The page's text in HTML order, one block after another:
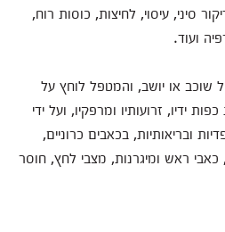
סיני, עיסוי, לחיצות, כוסות רוח,
ועוד.
או יושב, והמטפל לוחץ על
ידיו, זרועותיו ומרפקיו, ועל ידי
ובריאותיות, בכאבים כרוניים,
כאבי ראש ומיגרנות, מצבי לחץ, חוסר